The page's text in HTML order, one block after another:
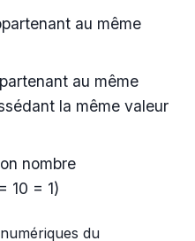
au même
au même
la même valeur
nombre
10 = 1)